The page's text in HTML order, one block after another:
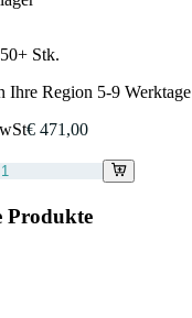
50+ Stk.
Ihre Region 5-9 Werktage
€ 471,00
Produkte